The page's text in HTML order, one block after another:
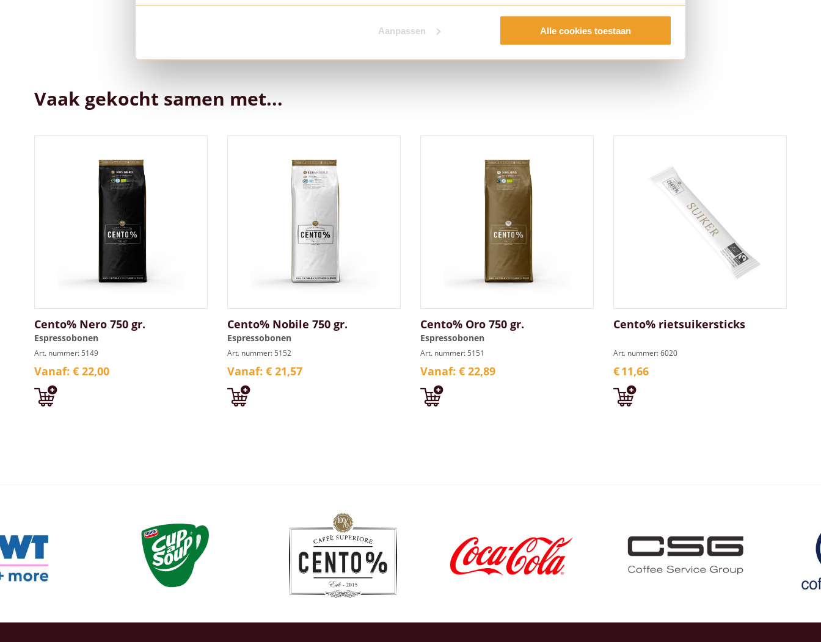
Aanpassen Alle cookies toestaan
Vaak gekocht samen met...
Cento% Nero 750 gr.
Espressobonen
Art. nummer: 5149
Vanaf: € 22,00
Cento% Nobile 750 gr.
Espressobonen
Art. nummer: 5152
Vanaf: € 21,57
Cento% Oro 750 gr.
Espressobonen
Art. nummer: 5151
Vanaf: € 22,89
Cento% rietsuikersticks
Art. nummer: 6020
€11,66